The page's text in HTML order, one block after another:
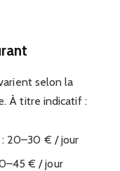
selon la
À titre indicatif :
: 20–30 € / jour
€ / jour